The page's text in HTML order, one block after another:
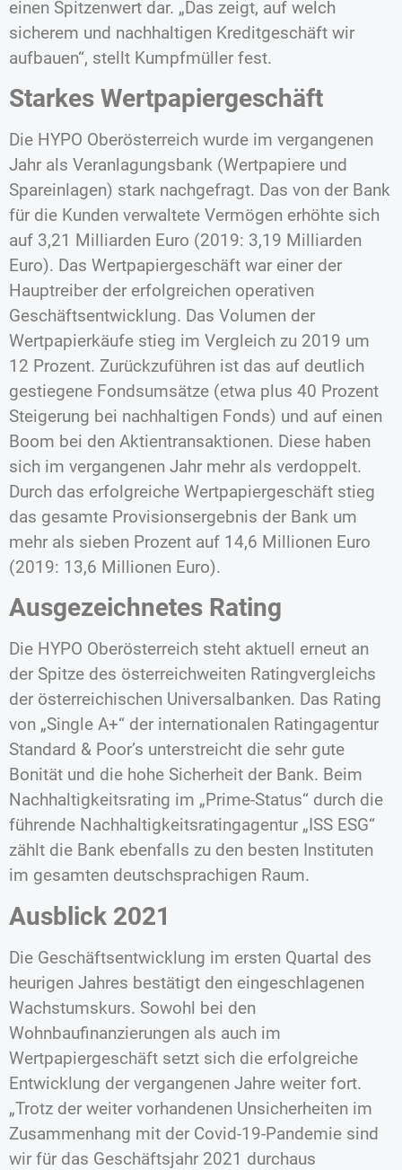
einen Spitzenwert dar. „Das zeigt, auf welch
sicherem und nachhaltigen Kreditgeschäft wir
aufbauen“, stellt Kumpfmüller fest.
Starkes Wertpapiergeschäft
Die HYPO Oberösterreich wurde im vergangenen
Jahr als Veranlagungsbank (Wertpapiere und
Spareinlagen) stark nachgefragt. Das von der Bank
für die Kunden verwaltete Vermögen erhöhte sich
auf 3,21 Milliarden Euro (2019: 3,19 Milliarden
Euro). Das Wertpapiergeschäft war einer der
Hauptreiber der erfolgreichen operativen
Geschäftsentwicklung. Das Volumen der
Wertpapierkäufe stieg im Vergleich zu 2019 um
12 Prozent. Zurückzuführen ist das auf deutlich
gestiegene Fondsumsätze (etwa plus 40 Prozent
Steigerung bei nachhaltigen Fonds) und auf einen
Boom bei den Aktientransaktionen. Diese haben
sich im vergangenen Jahr mehr als verdoppelt.
Durch das erfolgreiche Wertpapiergeschäft stieg
das gesamte Provisionsergebnis der Bank um
mehr als sieben Prozent auf 14,6 Millionen Euro
(2019: 13,6 Millionen Euro).
Ausgezeichnetes Rating
Die HYPO Oberösterreich steht aktuell erneut an
der Spitze des österreichweiten Ratingvergleichs
der österreichischen Universalbanken. Das Rating
von „Single A+“ der internationalen Ratingagentur
Standard & Poor’s unterstreicht die sehr gute
Bonität und die hohe Sicherheit der Bank. Beim
Nachhaltigkeitsrating im „Prime-Status“ durch die
führende Nachhaltigkeitsratingagentur „ISS ESG“
zählt die Bank ebenfalls zu den besten Instituten
im gesamten deutschsprachigen Raum.
Ausblick 2021
Die Geschäftsentwicklung im ersten Quartal des
heurigen Jahres bestätigt den eingeschlagenen
Wachstumskurs. Sowohl bei den
Wohnbaufinanzierungen als auch im
Wertpapiergeschäft setzt sich die erfolgreiche
Entwicklung der vergangenen Jahre weiter fort.
„Trotz der weiter vorhandenen Unsicherheiten im
Zusammenhang mit der Covid-19-Pandemie sind
wir für das Geschäftsjahr 2021 durchaus